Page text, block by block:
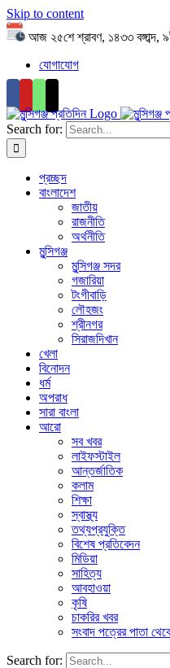
Skip to content
আজ ২৫শে শ্রাবণ, ১৪৩৩ বঙ্গাব্দ,
যোগাযোগ
Search for:
প্রচ্ছদ
বাংলাদেশ
জাতীয়
রাজনীতি
অর্থনীতি
মুন্সিগঞ্জ
মুন্সিগঞ্জ সদর
গজারিয়া
টংগীবাড়ি
লৌহজং
শ্রীনগর
সিরাজদিখান
খেলা
বিনোদন
ধর্ম
অপরাধ
সারা বাংলা
আরো
সব খবর
লাইফস্টাইল
আন্তর্জাতিক
কলাম
শিক্ষা
স্বাস্থ্য
তথ্যপ্রযুক্তি
বিশেষ প্রতিবেদন
মিডিয়া
সাহিত্য
আবহাওয়া
কৃষি
চাকরির খবর
সংবাদ পত্রের পাতা
Search for: